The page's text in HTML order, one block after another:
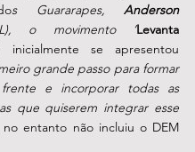
s Guararapes, Anderson
o movimento ‘Levanta
inicialmente se apresentou
grande passo para formar
e incorporar todas as
que quiserem integrar esse
no entanto não incluiu o DEM